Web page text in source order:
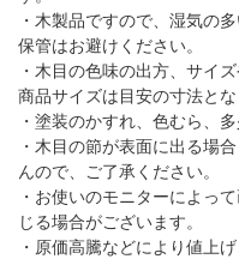
・木製品ですので、湿気の
保管はお避けください。
・木目の色味の出方、サイ
商品サイズは目安の寸法とな
・塗装のかすれ、色むら、
・木目の節が表面に出る場
んので、ご了承ください。
・お使いのモニターによっ
じる場合がございます。
・原価高騰などにより値上